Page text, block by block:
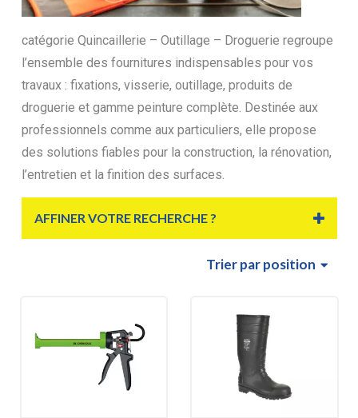
catégorie Quincaillerie – Outillage – Droguerie regroupe
l’ensemble des fournitures indispensables pour vos
travaux : fixations, visserie, outillage, produits de
droguerie et gamme peinture complète. Destinée aux
professionnels comme aux particuliers, elle propose
des solutions fiables pour la construction, la rénovation,
l’entretien et la finition des surfaces.
AFFINER VOTRE RECHERCHE ?
Trierpar position